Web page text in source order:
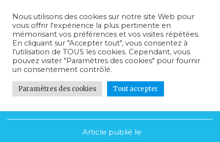
Des rêves plein la tête…
Article publié le
Nous utilisons des cookies sur notre site Web pour
vous offrir l'expérience la plus pertinente en
mémorisant vos préférences et vos visites répétées.
En cliquant sur "Accepter tout", vous consentez à
l'utilisation de TOUS les cookies. Cependant, vous
pouvez visiter "Paramètres des cookies" pour fournir
un consentement contrôlé.
Paramètres des cookies Tout accepter